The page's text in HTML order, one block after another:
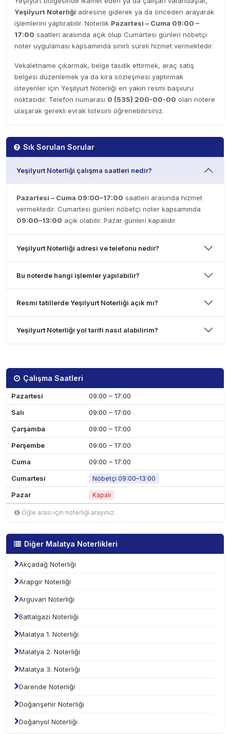
Yeşilyurt Noterliği adresine giderek ya da önceden arayarak
işlemlerini yaptırabilir. Noterlik Pazartesi – Cuma 09:00 –
17:00 saatleri arasında açık olup Cumartesi günleri nöbetçi
noter uygulaması kapsamında sınırlı süreli hizmet vermektedir.
Vekaletname çıkarmak, belge tasdik ettirmek, araç satış
belgesi düzenlemek ya da kira sözleşmesi yaptırmak
isteyenler için Yeşilyurt Noterliği en yakın resmi başvuru
noktasıdır. Telefon numarası 0 (535) 200-00-00 olan notere
ulaşarak gerekli evrak listesini öğrenebilirsiniz.
Sık Sorulan Sorular
Yeşilyurt Noterliği çalışma saatleri nedir?
Pazartesi – Cuma 09:00–17:00 saatleri arasında hizmet
vermektedir. Cumartesi günleri nöbetçi noter kapsamında
09:00–13:00 açık olabilir. Pazar günleri kapalıdır.
Yeşilyurt Noterliği adresi ve telefonu nedir?
Bu noterde hangi işlemler yapılabilir?
Resmi tatillerde Yeşilyurt Noterliği açık mı?
Yeşilyurt Noterliği yol tarifi nasıl alabilirim?
Çalışma Saatleri
Pazartesi
09:00 – 17:00
Salı
09:00 – 17:00
Çarşamba
09:00 – 17:00
Perşembe
09:00 – 17:00
Cuma
09:00 – 17:00
Cumartesi
Nöbetçi 09:00–13:00
Pazar Kapalı
Öğle arası için noterliği arayınız.
Diğer Malatya Noterlikleri
Akçadağ Noterliği
Arapgir Noterliği
Arguvan Noterliği
Battalgazi Noterliği
Malatya 1. Noterliği
Malatya 2. Noterliği
Malatya 3. Noterliği
Darende Noterliği
Doğanşehir Noterliği
Doğanyol Noterliği